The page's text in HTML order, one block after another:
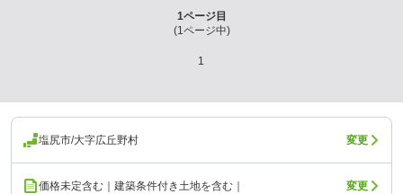
1ページ目
(1ページ中)
1
塩尻市/大字広丘野村 変更
価格未定含む｜建築条件付き土地を含む｜ 変更